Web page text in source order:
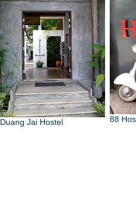
Duang Jai Hostel 88